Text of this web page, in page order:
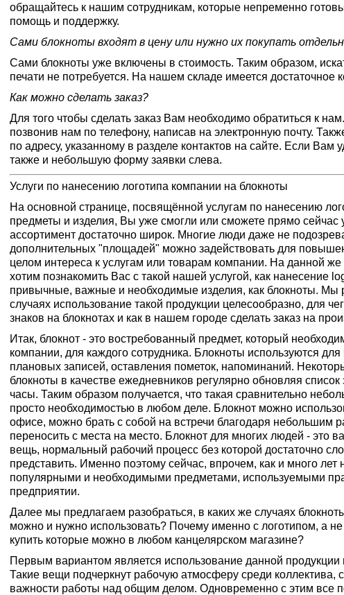
обращайтесь к нашим сотрудникам, которые непременно
помощь и поддержку.
Сами блокноты входят в цену или нужно их покупать
Сами блокноты уже включены в стоимость. Таким образом,
печати не потребуется. На нашем складе имеется достаточное
Как можно сделать заказ?
Для того чтобы сделать заказ Вам необходимо обратиться к
позвонив нам по телефону, написав на электронную почту.
по адресу, указанному в разделе контактов на сайте. Если Вам
также и небольшую форму заявки слева.
Услуги по нанесению логотипа компании на блокноты
На основной странице, посвящённой услугам по нанесению
предметы и изделия, Вы уже смогли или сможете прямо сейчас
ассортимент достаточно широк. Многие люди даже не
дополнительных "площадей" можно задействовать для
целом интереса к услугам или товарам компании. На данной
хотим познакомить Вас с такой нашей услугой, как нанесение
привычные, важные и необходимые изделия, как блокноты. Мы
случаях использование такой продукции целесообразно, для
знаков на блокнотах и как в нашем городе сделать заказ на
Итак, блокнот - это востребованный предмет, который
компании, для каждого сотрудника. Блокноты используются
плановых записей, оставления пометок, напоминаний.
блокноты в качестве ежедневников регулярно обновляя
часы. Таким образом получается, что такая сравнительно
просто необходимостью в любом деле. Блокнот можно
офисе, можно брать с собой на встречи благодаря небольшим
переносить с места на место. Блокнот для многих людей - это
вещь, нормальный рабочий процесс без которой достаточно
представить. Именно поэтому сейчас, впрочем, как и много лет
популярными и необходимыми предметами, используемыми
предприятии.
Далее мы предлагаем разобраться, в каких же случаях
можно и нужно использовать? Почему именно с логотипом, а
купить которые можно в любом канцелярском магазине?
Первым вариантом является использование данной
Такие вещи подчеркнут рабочую атмосферу среди коллектива,
важности работы над общим делом. Одновременно с этим все